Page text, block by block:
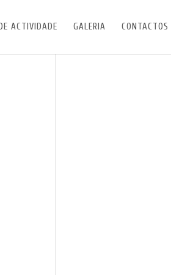
ACTIVIDADE GALERIA CONTACTOS